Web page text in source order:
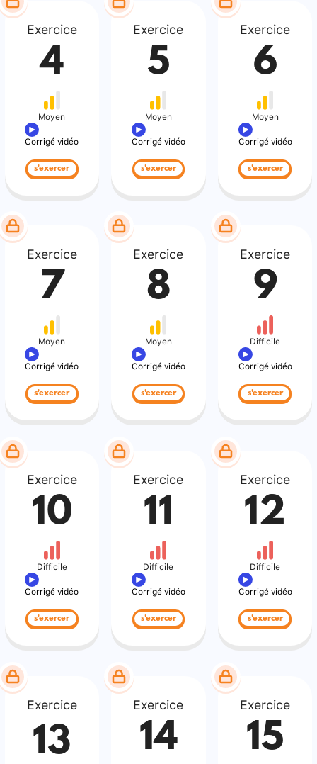
Exercice
4
Moyen
Corrigé vidéo
s'exercer
Exercice
5
Moyen
Corrigé vidéo
s'exercer
Exercice
6
Moyen
Corrigé vidéo
s'exercer
Exercice
7
Moyen
Corrigé vidéo
s'exercer
Exercice
8
Moyen
Corrigé vidéo
s'exercer
Exercice
9
Difficile
Corrigé vidéo
s'exercer
Exercice
10
Difficile
Corrigé vidéo
s'exercer
Exercice
11
Difficile
Corrigé vidéo
s'exercer
Exercice
12
Difficile
Corrigé vidéo
s'exercer
Exercice
13
Exercice
14
Exercice
15